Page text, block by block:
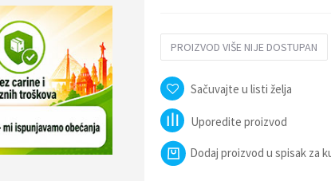
PROIZVOD VIŠE NIJE DOSTUPAN
Sačuvajte u listi želja
Uporedite proizvod
Dodaj proizvod u spisak za